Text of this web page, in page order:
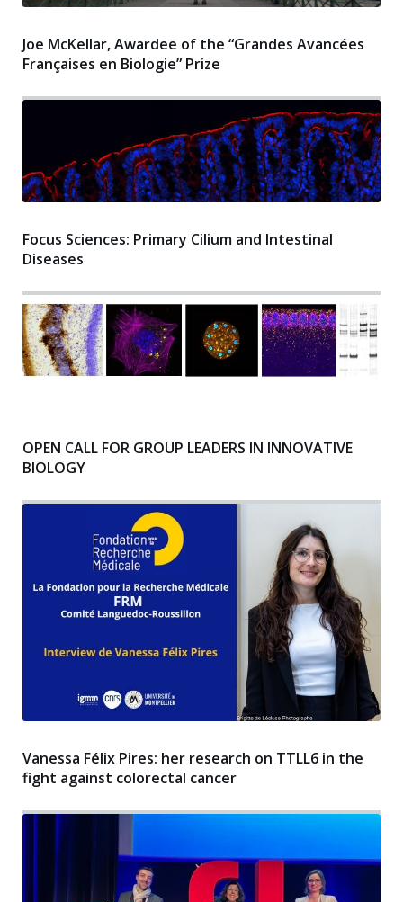
Joe McKellar, Awardee of the “Grandes Avancées
Françaises en Biologie” Prize
Focus Sciences: Primary Cilium and Intestinal
Diseases
OPEN CALL FOR GROUP LEADERS IN INNOVATIVE
BIOLOGY
Vanessa Félix Pires: her research on TTLL6 in the
fight against colorectal cancer